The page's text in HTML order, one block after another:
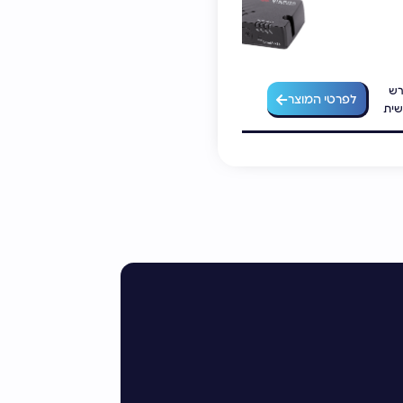
לפרטי המוצר